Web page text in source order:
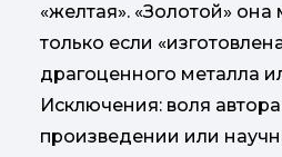
«желтая». «Золотой»
только если
драгоценного металла
Исключения: воля
произведении или